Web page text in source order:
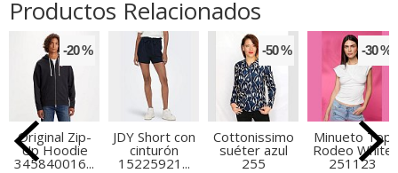
Productos Relacionados
-20 %
Original Zip-
Up Hoodie
345840016...
JDY Short con
cinturón
15225921...
-50 %
Cottonissimo
suéter azul
255
-30 %
Minueto Top
Rodeo White
251123